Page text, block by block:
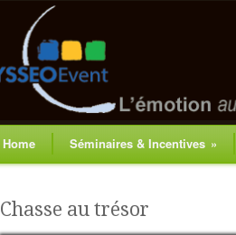
Home Séminaires & Incentives »
Chasse au trésor